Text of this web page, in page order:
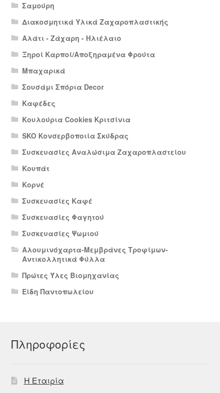
Σαμούρη
Διακοσμητικά Υλικά Ζαχαροπλαστικής
Αλάτι - Ζάχαρη - Ηλιέλαιο
Ξηροί Καρποί/Αποξηραμένα Φρούτα
Μπαχαρικά
Σουσάμι Σπόρια Decor
Καφέδες
Κουλούρια Cookies Κριτσίνια
SKO Κονσερβοποιία Σκύδρας
Συσκευασίες Αναλώσιμα Ζαχαροπλαστείου
Κουπάτ
Κορνέ
Συσκευασίες Καφέ
Συσκευασίες Φαγητού
Συσκευασίες Ψωμιού
Αλουμινόχαρτα-Μεμβράνες Τροφίμων-
Αντικολλητικά Φύλλα
Πρώτες Ύλες Βιομηχανίας
Είδη Παντοπωλείου
Πληροφορίες
Η Εταιρία